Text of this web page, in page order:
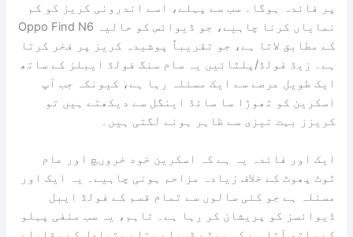
پر فائدہ ہوگا۔ سب سے پہلے، اسے اندرونی کریز کو کم
نمایاں کرنا چاہیے، جو ڈیوائس کو حالیہ Oppo Find N6
کے مطابق لاتا ہے، جو تقریباً پوشیدہ کریز پر فخر کرتا
ہے۔ زیڈ فولڈ/پلٹائیں یہ سام سنگ فولڈ ایبلز کے ساتھ
ایک طویل عرصے سے ایک مسئلہ رہا ہے، کیونکہ جب آپ
اسکرین کو تھوڑا سا سائڈ اینگل سے دیکھتے ہیں تو
کریزز بہت تیزی سے ظاہر ہونے لگتی ہیں۔
ایک اور فائدہ یہ ہے کہ اسکرین خود خروںچ اور عام
ٹوٹ پھوٹ کے خلاف زیادہ مزاحم ہونی چاہیے۔ یہ ایک اور
مسئلہ ہے جو کئی سالوں سے تمام قسم کے فولڈ ایبل
ڈیوائسز کو پریشان کر رہا ہے۔ تاہم، یہ سب منفی پہلو